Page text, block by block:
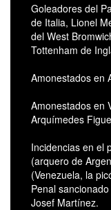
Goleadores del
de Italia, Lionel
del West
Tottenham de
Amonestados en
Amonestados en
Arquímedes
Incidencias en el
(arquero de
(Venezuela, la
Penal
Josef Martínez.